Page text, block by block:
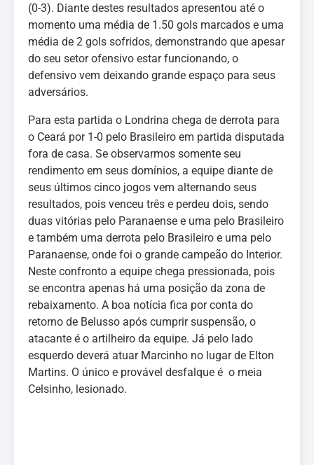
(0-3). Diante destes resultados apresentou até o
momento uma média de 1.50 gols marcados e uma
média de 2 gols sofridos, demonstrando que apesar
do seu setor ofensivo estar funcionando, o
defensivo vem deixando grande espaço para seus
adversários.
Para esta partida o Londrina chega de derrota para
o Ceará por 1-0 pelo Brasileiro em partida disputada
fora de casa. Se observarmos somente seu
rendimento em seus domínios, a equipe diante de
seus últimos cinco jogos vem alternando seus
resultados, pois venceu três e perdeu dois, sendo
duas vitórias pelo Paranaense e uma pelo Brasileiro
e também uma derrota pelo Brasileiro e uma pelo
Paranaense, onde foi o grande campeão do Interior.
Neste confronto a equipe chega pressionada, pois
se encontra apenas há uma posição da zona de
rebaixamento. A boa notícia fica por conta do
retorno de Belusso após cumprir suspensão, o
atacante é o artilheiro da equipe. Já pelo lado
esquerdo deverá atuar Marcinho no lugar de Elton
Martins. O único e provável desfalque é o meia
Celsinho, lesionado.